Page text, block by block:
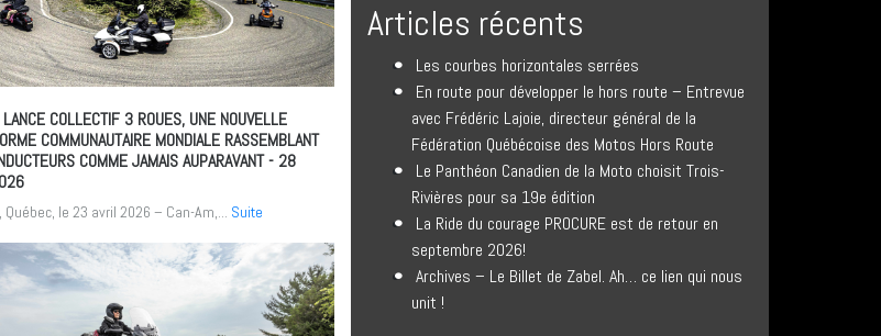
COLLECTIF 3 ROUES, UNE NOUVELLE
COMMUNAUTAIRE MONDIALE RASSEMBLANT
COMME JAMAIS AUPARAVANT- 28
Québec, le 23 avril 2026 – Can-Am,... Suite
Articles récents
Les courbes horizontales serrées
En route pour développer le hors route – Entrevue
avec Frédéric Lajoie, directeur général de la
Fédération Québécoise des Motos Hors Route
Le Panthéon Canadien de la Moto choisit Trois-
Rivières pour sa 19e édition
La Ride du courage PROCURE est de retour en
septembre 2026!
Archives – Le Billet de Zabel. Ah… ce lien qui nous
unit !